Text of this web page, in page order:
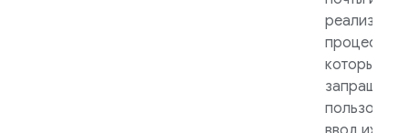
реализуйте
процесс,
который